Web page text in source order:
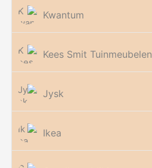
Kwantum
Kees Smit Tuinmeubelen
Jysk
Ikea